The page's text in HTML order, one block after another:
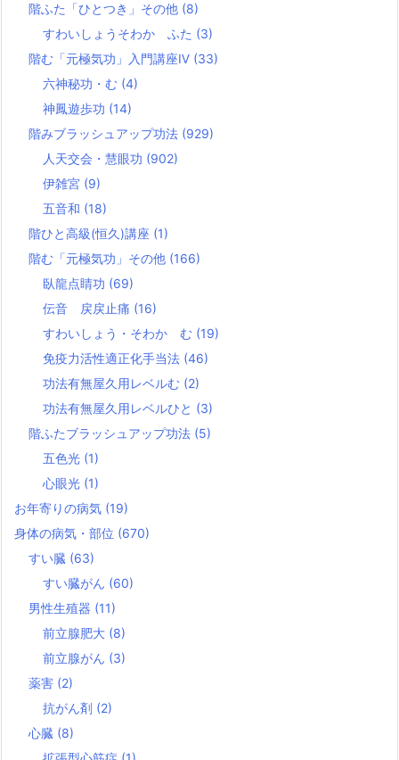
階ふた「ひとつき」その他 (8)
すわいしょうそわか ふた (3)
階む「元極気功」入門講座Ⅳ (33)
六神秘功・む (4)
神鳳遊歩功 (14)
階みブラッシュアップ功法 (929)
人天交会・慧眼功 (902)
伊雑宮 (9)
五音和 (18)
階ひと高級(恒久)講座 (1)
階む「元極気功」その他 (166)
臥龍点睛功 (69)
伝音 戻戻止痛 (16)
すわいしょう・そわか む (19)
免疫力活性適正化手当法 (46)
功法有無屋久用レベルむ (2)
功法有無屋久用レベルひと (3)
階ふたブラッシュアップ功法 (5)
五色光 (1)
心眼光 (1)
お年寄りの病気 (19)
身体の病気・部位 (670)
すい臓 (63)
すい臓がん (60)
男性生殖器 (11)
前立腺肥大 (8)
前立腺がん (3)
薬害 (2)
抗がん剤 (2)
心臓 (8)